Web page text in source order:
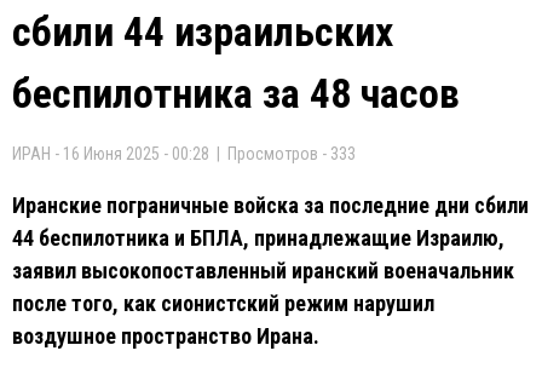
сбили 44 израильских
беспилотника за 48 часов
ИРАН - 16 Июня 2025 - 00:28 | Просмотров - 333
Иранские пограничные войска за последние дни сбили
44 беспилотника и БПЛА, принадлежащие Израилю,
заявил высокопоставленный иранский военачальник
после того, как сионистский режим нарушил
воздушное пространство Ирана.